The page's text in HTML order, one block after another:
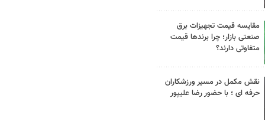
مقایسه قیمت تجهیزات برق
صنعتی بازار؛ چرا برندها قیمت
متفاوتی دارند؟
نقش مکمل در مسیر ورزشکاران
حرفه ای ؛ با حضور رضا علیپور